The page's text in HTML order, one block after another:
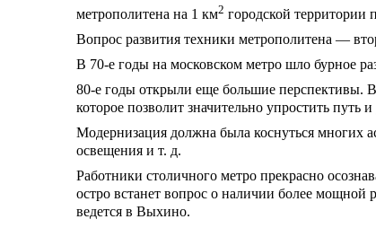
метрополитена на 1 км2 городской территории
Вопрос развития техники метрополитена —
В 70-е годы на московском метро шло бурное
80-е годы открыли еще большие перспективы.
которое позволит значительно упростить
Модернизация должна была коснуться многих
освещения и т. д.
Работники столичного метро прекрасно
остро встанет вопрос о наличии более
ведется в Выхино.